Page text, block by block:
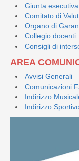
Giunta esecutiva
Comitato di
Organo di
Collegio docenti
Consigli di
AREA
Avvisi Generali
Comunicazioni
Indirizzo
Indirizzo